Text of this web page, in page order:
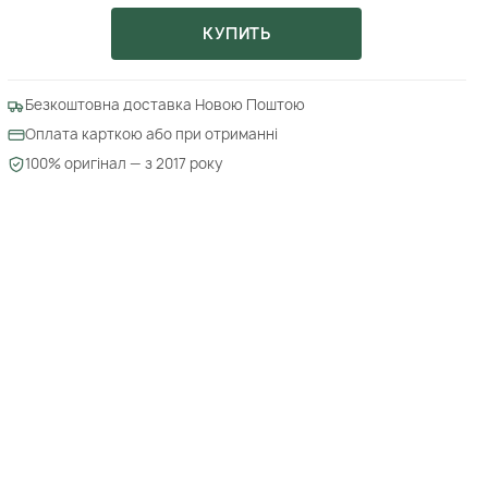
КУПИТЬ
Безкоштовна доставка Новою Поштою
Оплата карткою або при отриманні
100% оригінал — з 2017 року